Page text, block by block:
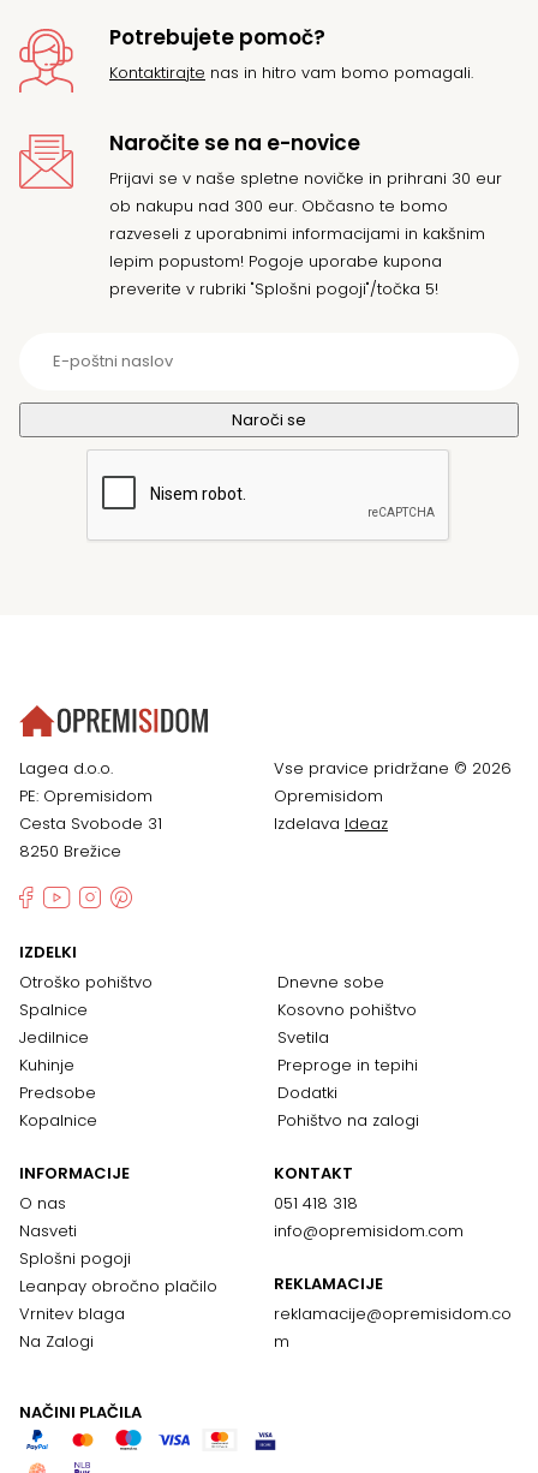
Potrebujete pomoč?
Kontaktirajte nas in hitro vam bomo pomagali.
Naročite se na e-novice
Prijavi se v naše spletne novičke in prihrani 30 eur
ob nakupu nad 300 eur. Občasno te bomo
razveseli z uporabnimi informacijami in kakšnim
lepim popustom! Pogoje uporabe kupona
preverite v rubriki "Splošni pogoji"/točka 5!
Lagea d.o.o.
PE: Opremisidom
Cesta Svobode 31
8250 Brežice
Vse pravice pridržane © 2026
Opremisidom
Izdelava Ideaz
IZDELKI
Otroško pohištvo
Spalnice
Jedilnice
Kuhinje
Predsobe
Kopalnice
Dnevne sobe
Kosovno pohištvo
Svetila
Preproge in tepihi
Dodatki
Pohištvo na zalogi
INFORMACIJE
O nas
Nasveti
Splošni pogoji
Leanpay obročno plačilo
Vrnitev blaga
Na Zalogi
KONTAKT
051 418 318
info@opremisidom.com
REKLAMACIJE
reklamacije@opremisidom.co
m
NAČINI PLAČILA